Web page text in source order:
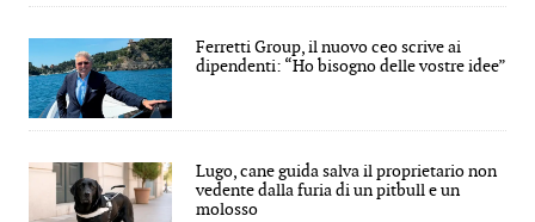
Ferretti Group, il nuovo ceo scrive ai
dipendenti: “Ho bisogno delle vostre idee”
Lugo, cane guida salva il proprietario non
vedente dalla furia di un pitbull e un
molosso